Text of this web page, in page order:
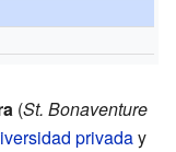
(St. Bonaventure
privaday